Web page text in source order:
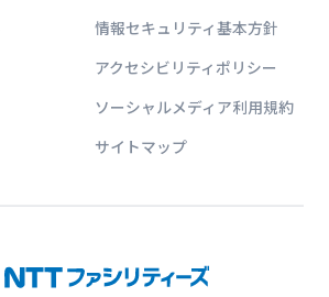
NTTファシリティー
パーなどお客様課題解決に貢献する情報サ
情報セキュリティ基本方針
アクセシビリティポリシー
ソーシャルメディア利用規約
サイトマップ